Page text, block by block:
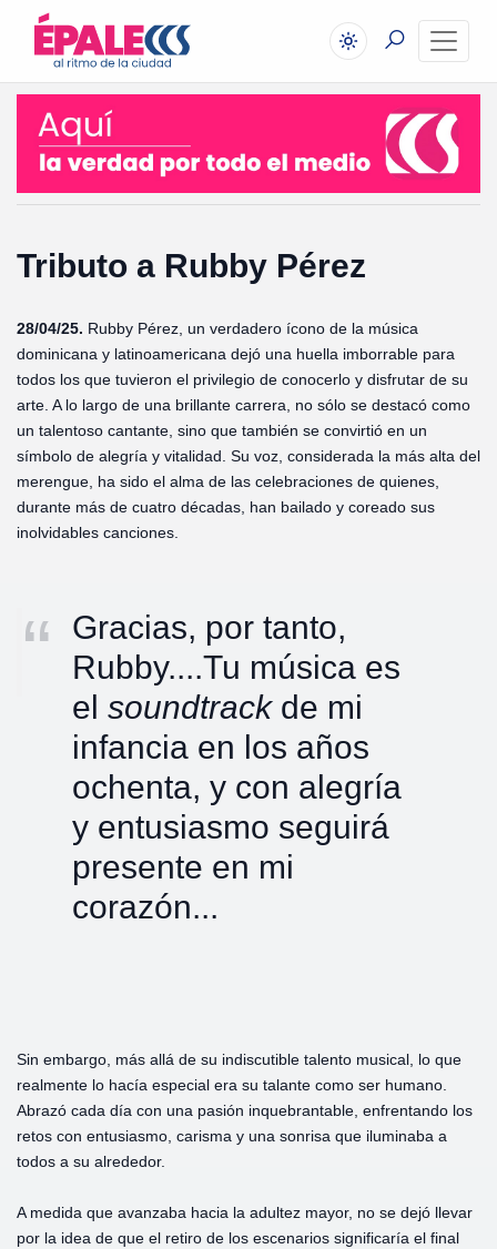
Tributo a Rubby Pérez
28/04/25. Rubby Pérez, un verdadero ícono de la música
dominicana y latinoamericana dejó una huella imborrable para
todos los que tuvieron el privilegio de conocerlo y disfrutar de su
arte. A lo largo de una brillante carrera, no sólo se destacó como
un talentoso cantante, sino que también se convirtió en un
símbolo de alegría y vitalidad. Su voz, considerada la más alta del
merengue, ha sido el alma de las celebraciones de quienes,
durante más de cuatro décadas, han bailado y coreado sus
inolvidables canciones.
Gracias, por tanto,
Rubby....Tu música es
el soundtrackde mi
infancia en los años
ochenta, y con alegría
y entusiasmo seguirá
presente en mi
corazón...
Sin embargo, más allá de su indiscutible talento musical, lo que
realmente lo hacía especial era su talante como ser humano.
Abrazó cada día con una pasión inquebrantable, enfrentando los
retos con entusiasmo, carisma y una sonrisa que iluminaba a
todos a su alrededor.
A medida que avanzaba hacia la adultez mayor, no se dejó llevar
por la idea de que el retiro de los escenarios significaría el final